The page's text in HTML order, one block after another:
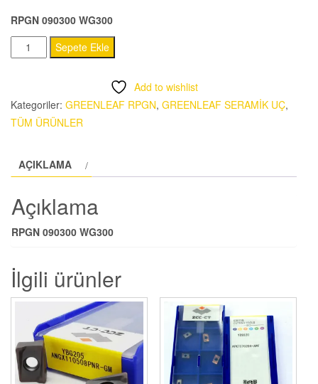
RPGN 090300 WG300
RPGN
090300
adet
Sepete Ekle
Add to wishlist
Kategoriler: GREENLEAF RPGN, GREENLEAF SERAMİK UÇ,
TÜM ÜRÜNLER
AÇIKLAMA
Açıklama
RPGN 090300 WG300
İlgili ürünler